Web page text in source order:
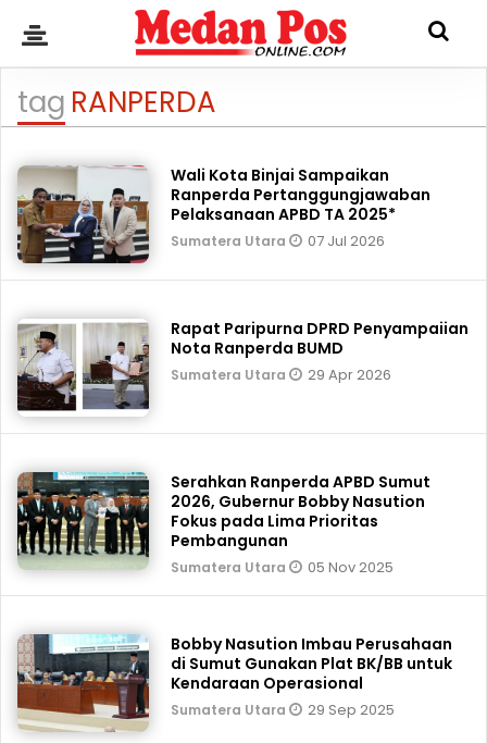
tag RANPERDA
Wali Kota Binjai Sampaikan
Ranperda Pertanggungjawaban
Pelaksanaan APBD TA 2025*
Sumatera Utara 07 Jul 2026
Rapat Paripurna DPRD Penyampaiian
Nota Ranperda BUMD
Sumatera Utara 29 Apr 2026
Serahkan Ranperda APBD Sumut
2026, Gubernur Bobby Nasution
Fokus pada Lima Prioritas
Pembangunan
Sumatera Utara 05 Nov 2025
Bobby Nasution Imbau Perusahaan
di Sumut Gunakan Plat BK/BB untuk
Kendaraan Operasional
Sumatera Utara 29 Sep 2025